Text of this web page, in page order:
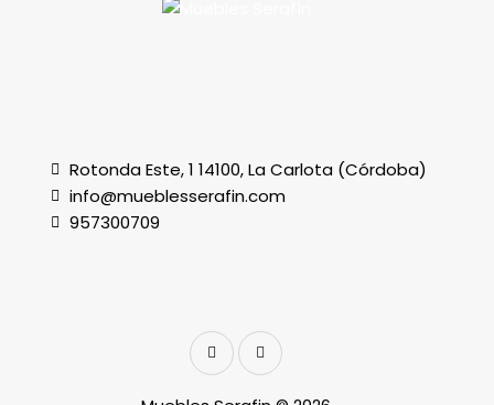
Rotonda Este, 1 14100, La Carlota (Córdoba)
info@mueblesserafin.com
957300709